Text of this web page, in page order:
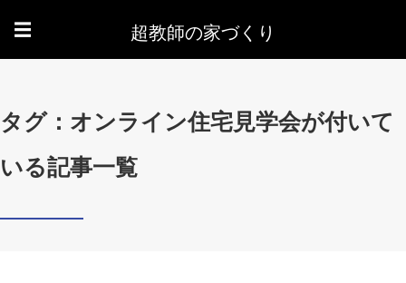
☰ 超教師の家づくり
タグ：オンライン住宅見学会が付いて
いる記事一覧